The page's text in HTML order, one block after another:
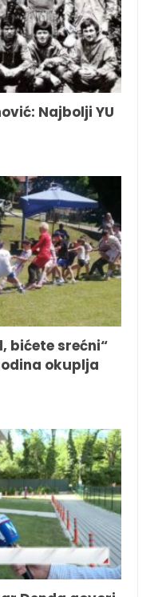
Najbolji YU
bićete srećni“
okuplja